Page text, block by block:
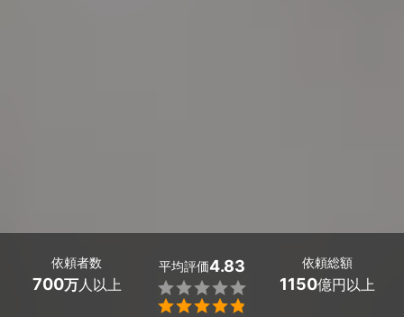
依頼者数
700万人以上
平均評価4.83


依頼総額
1150億円以上